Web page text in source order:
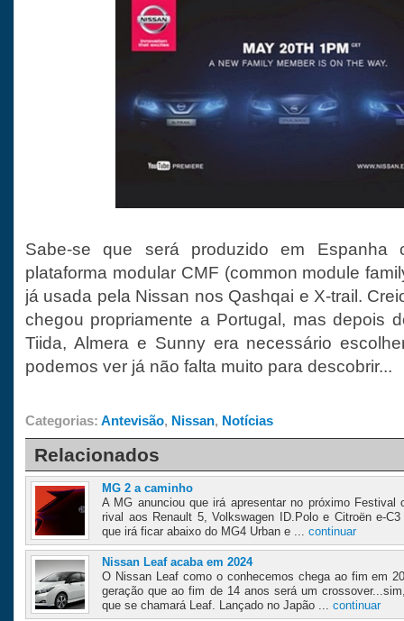
Sabe-se que será produzido em Espanha
plataforma modular CMF (common module
já usada pela Nissan nos Qashqai e X-trail.
chegou propriamente a Portugal, mas depois
Tiida, Almera e Sunny era necessário
podemos ver já não falta muito para descobrir...
Categorias: Antevisão, Nissan, Notícias
Relacionados
MG 2 a caminho
A MG anunciou que irá apresentar no próximo Festival
rival aos Renault 5, Volkswagen ID.Polo e Citroën e-
que irá ficar abaixo do MG4 Urban e ... continuar
Nissan Leaf acaba em 2024
O Nissan Leaf como o conhecemos chega ao fim em
geração que ao fim de 14 anos será um
que se chamará Leaf. Lançado no Japão ... continuar